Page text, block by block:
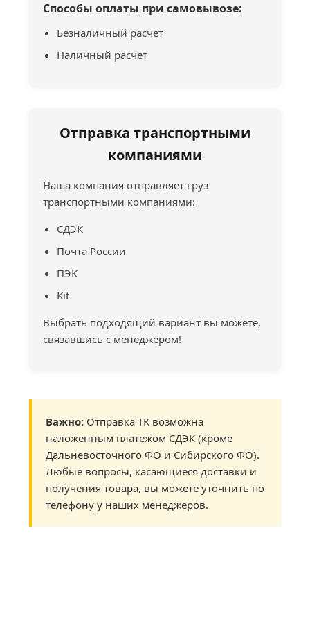
Способы оплаты при самовывозе:
Безналичный расчет
Наличный расчет
Отправка транспортными
компаниями
Наша компания отправляет груз
транспортными компаниями:
СДЭК
Почта России
ПЭК
Kit
Выбрать подходящий вариант вы можете,
связавшись с менеджером!
Важно: Отправка ТК возможна
наложенным платежом СДЭК (кроме
Дальневосточного ФО и Сибирского ФО).
Любые вопросы, касающиеся доставки и
получения товара, вы можете уточнить по
телефону у наших менеджеров.